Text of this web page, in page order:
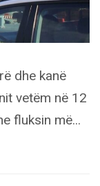
dhe kanë
vetëm në 12
fluksin më...